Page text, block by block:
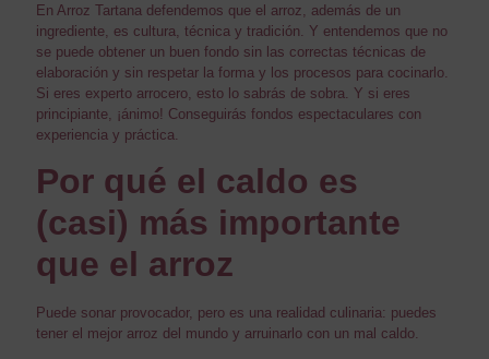
En Arroz Tartana defendemos que el arroz, además de un
ingrediente, es cultura, técnica y tradición. Y entendemos que no
se puede obtener un buen fondo sin las correctas técnicas de
elaboración y sin respetar la forma y los procesos para cocinarlo.
Si eres experto arrocero, esto lo sabrás de sobra. Y si eres
principiante, ¡ánimo! Conseguirás fondos espectaculares con
experiencia y práctica.
Por qué el caldo es
(casi) más importante
que el arroz
Puede sonar provocador, pero es una realidad culinaria: puedes
tener el mejor arroz del mundo y arruinarlo con un mal caldo.